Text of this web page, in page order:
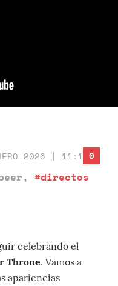
2026 | 11:13
, #directos
0
celebrando el
Throne. Vamos a
apariencias